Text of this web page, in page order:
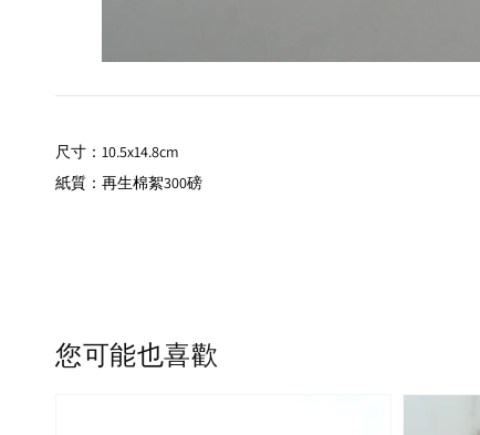
尺寸： 10.5x14.8cm
紙質：再生棉絮300磅
您可能也喜歡